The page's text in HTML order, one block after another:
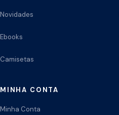
Novidades
Ebooks
Camisetas
MINHA CONTA
Minha Conta